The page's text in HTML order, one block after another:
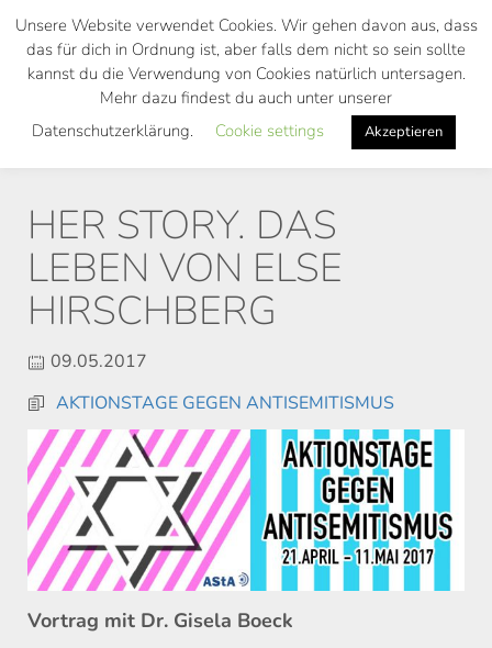
Skip
main
HER STORY. DAS
LEBEN VON ELSE
HIRSCHBERG
09.05.2017
AKTIONSTAGE GEGEN ANTISEMITISMUS
Vortrag mit Dr. Gisela Boeck
Unsere Website verwendet Cookies. Wir gehen davon aus, dass
das für dich in Ordnung ist, aber falls dem nicht so sein sollte
kannst du die Verwendung von Cookies natürlich untersagen.
Mehr dazu findest du auch unter unserer
Datenschutzerklärung.
Cookie settings Akzeptieren